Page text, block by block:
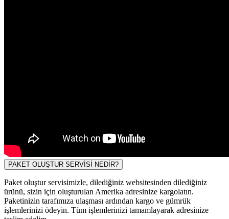
PAKET OLUŞTUR SERVİSİ NEDİR?
Paket oluştur servisimizle, dilediğiniz websitesinden dilediğiniz
ürünü, sizin için oluşturulan Amerika adresinize kargolatın.
Paketinizin tarafımıza ulaşması ardından kargo ve gümrük
işlemlerinizi ödeyin. Tüm işlemlerinizi tamamlayarak adresinize